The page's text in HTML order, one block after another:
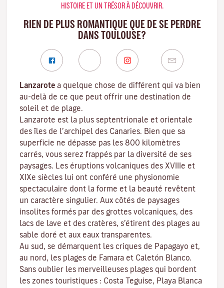
HISTOIRE ET UN TRÉSOR À DÉCOUVRIR.
RIEN DE PLUS ROMANTIQUE QUE DE SE PERDRE
DANS TOULOUSE?
Lanzarote a quelque chose de différent qui va bien
au-delà de ce que peut offrir une destination de
soleil et de plage.
Lanzarote est la plus septentrionale et orientale
des îles de l’archipel des Canaries. Bien que sa
superficie ne dépasse pas les 800 kilomètres
carrés, vous serez frappés par la diversité de ses
paysages. Les éruptions volcaniques des XVIIIe et
XIXe siècles lui ont conféré une physionomie
spectaculaire dont la forme et la beauté revêtent
un caractère singulier. Aux côtés de paysages
insolites formés par des grottes volcaniques, des
lacs de lave et des cratères, s’étirent des plages au
sable doré et aux eaux transparentes.
Au sud, se démarquent les criques de Papagayo et,
au nord, les plages de Famara et Caletón Blanco.
Sans oublier les merveilleuses plages qui bordent
les zones touristiques : Costa Teguise, Playa Blanca